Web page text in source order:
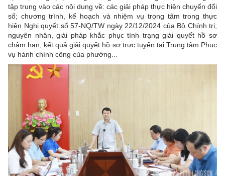
tập trung vào các nội dung về: các giải pháp thực hiện chuyển đổi
số; chương trình, kế hoạch và nhiệm vụ trọng tâm trong thực
hiện Nghị quyết số 57-NQ/TW ngày 22/12/2024 của Bộ Chính trị;
nguyên nhân, giải pháp khắc phục tình trạng giải quyết hồ sơ
chậm hạn; kết quả giải quyết hồ sơ trực tuyến tại Trung tâm Phục
vụ hành chính công của phường...